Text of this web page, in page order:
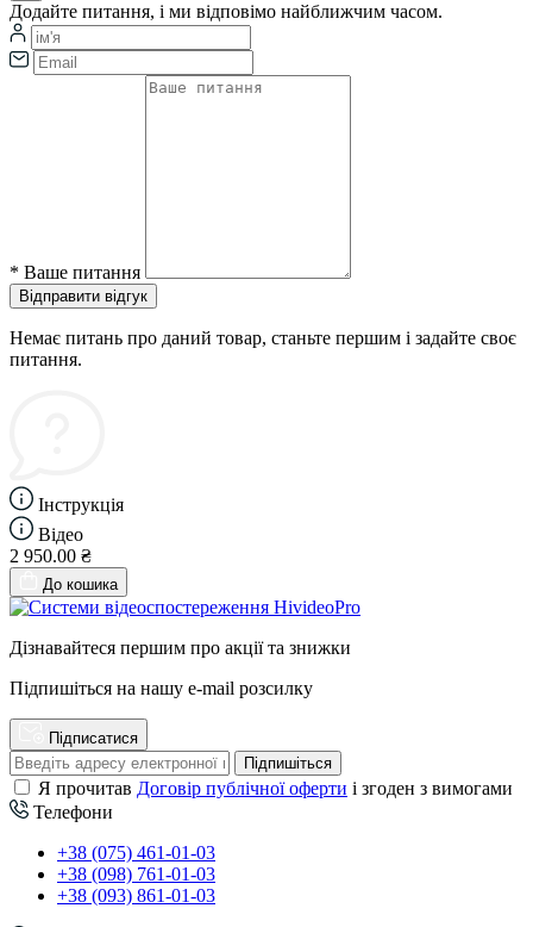
Додайте питання, і ми відповімо найближчим часом.
* Ваше питання
Відправити відгук
Немає питань про даний товар, станьте першим і задайте своє
питання.
Інструкція
Відео
2 950.00 ₴
До кошика
Дізнавайтеся першим про акції та знижки
Підпишіться на нашу e-mail розсилку
Підписатися
Підпишіться
Я прочитав Договір публічної оферти і згоден з вимогами
Телефони
+38 (075) 461-01-03
+38 (098) 761-01-03
+38 (093) 861-01-03